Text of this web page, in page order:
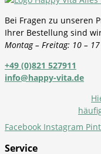
Bei Fragen zu unseren
Ihrer Bestellung sind
Montag – Freitag: 10 –
+49 (0)821 527911
info@happy-vita.de
Facebook Instagram
Service